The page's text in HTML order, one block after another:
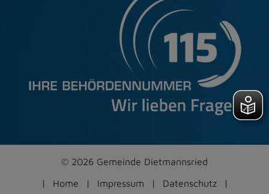
© 2026 Gemeinde Dietmannsried
Home
Impressum Datenschutz